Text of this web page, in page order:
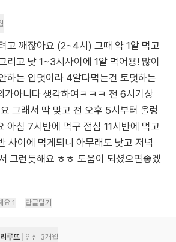
고 깨잖아요 (2~4시) 그때 약 1알 먹고
리고 낮 1~3시사이에 1알 먹어용! 많이
하는 입덧이라 4알다먹는건 토덧하는
가아니다 생각하여ㅋㅋㅋ 전 6시기상
그래서 딱 맞고 전 오후 5시부터 울렁
아침 7시반에 먹구 점심 11시반에 먹고
사이에 먹게되니 아무래도 낮고 저녁
그런듯해요 ㅎㅎ 도움이 되셨으면좋겠
요 1 답글달기
루뜨 임신 3개월